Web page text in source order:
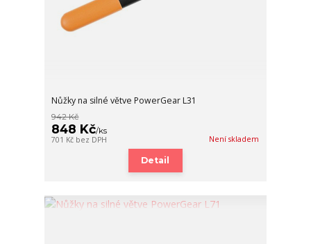
Nůžky na silné větve PowerGear L31
942 Kč
848 Kč/ks
701 Kč bez DPH Není skladem
Detail